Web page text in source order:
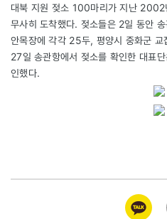
대북 지원 젖소 100마리가 지난
무사히 도착했다. 젖소들은 2일 동안
안목장에 각각 25두, 평양시 중화군
27일 송관항에서 젖소를 확인한 대표
인했다.
카카오
링크